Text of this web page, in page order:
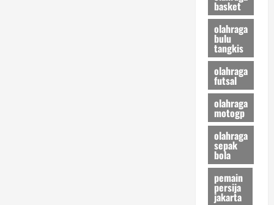
basket
olahraga
bulu
tangkis
olahraga
futsal
olahraga
motogp
olahraga
sepak
bola
pemain
persija
jakarta